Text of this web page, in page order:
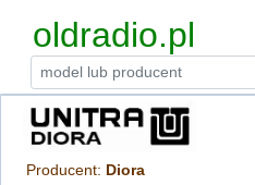
oldradio.pl
Producent: Diora